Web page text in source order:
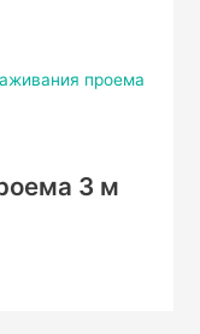
3 м